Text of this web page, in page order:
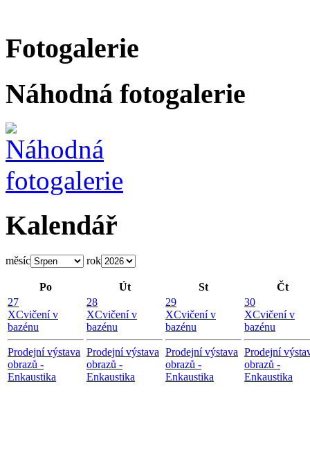
Fotogalerie
Náhodná fotogalerie
Kalendář
měsíc rok
Po Út St
Čt
27
XCvičení v
bazénu
Prodejní výstava
obrazů -
Enkaustika
28
XCvičení v
bazénu
Prodejní výstava
obrazů -
Enkaustika
29
XCvičení v
bazénu
Prodejní výstava
obrazů -
Enkaustika
30
XCvičení v
bazénu
Prodejní
obrazů -
Enkaustika